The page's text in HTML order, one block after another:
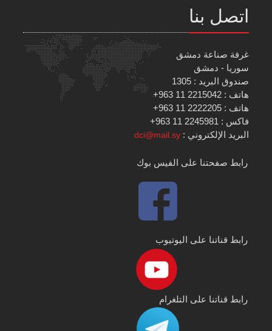
اتصل بنا
غرفة صناعة دمشق
سوريا - دمشق
صندوق البريد : 1305
هاتف : 2215042 11 963+
هاتف : 2222205 11 963+
فاكس : 2245981 11 963+
البريد الإلكتروني :dci@mail.sy
رابط صفحتنا على الفيس بوك
رابط قناتنا على اليوتيوب
رابط قناتنا على التلغرام